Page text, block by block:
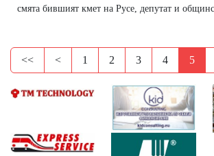
смята бившият кмет на Русе, депутат и
<< < 1 2 3 4 5